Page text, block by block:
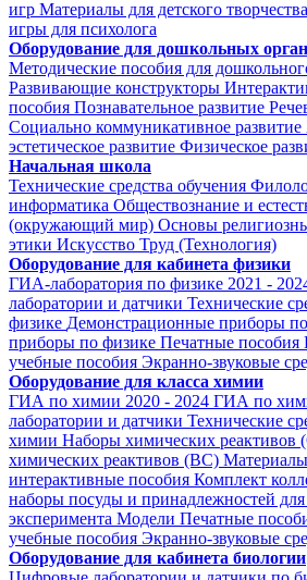
игр Материалы для детского творчества
игры для психолога
Оборудование для дошкольных
Методические пособия для
Развивающие конструкторы
пособия Познавательное развитие
Социально коммуникативное развитие
эстетическое развитие Физическое
Начальная школа
Технические средства обучения
информатика Обществознание и
(окружающий мир) Основы
этики Искусство Труд (Технология)
Оборудование для кабинета физики
ГИА-лаборатория по физике 2021 -
лаборатории и датчики Технические
физике Демонстрационные приборы
приборы по физике Печатные пособия
учебные пособия Экранно-звуковые
Оборудование для класса химии
ГИА по химии 2020 - 2024 ГИА по
лаборатории и датчики Технические
химии Наборы химических реактивов
химических реактивов (ВС) Материалы
интерактивные пособия Комплект
наборы посуды и принадлежностей
эксперимента Модели Печатные
учебные пособия Экранно-звуковые
Оборудование для кабинета биологии